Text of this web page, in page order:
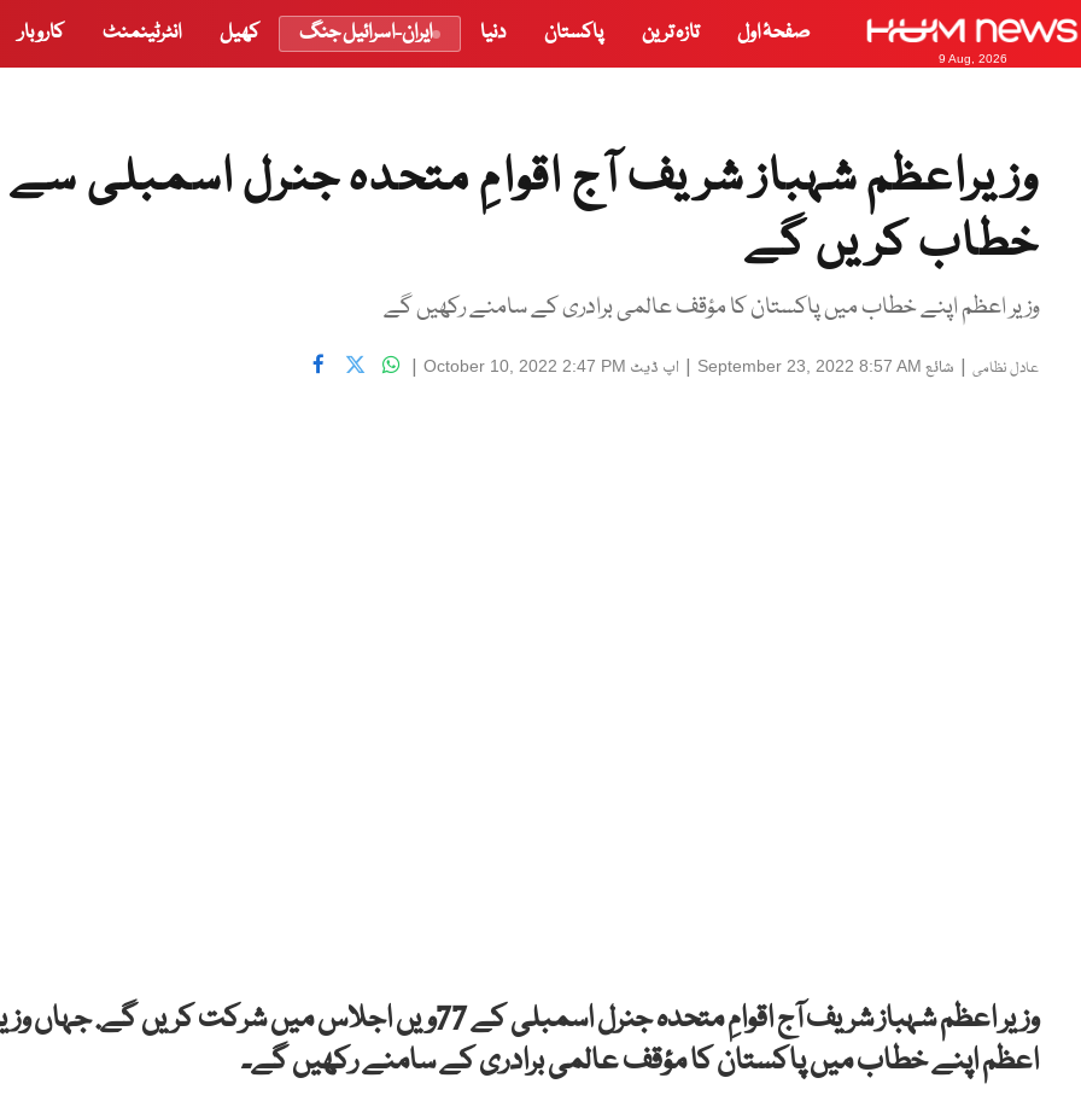
9 Aug, 2026
صفحۂ اول تازہ ترین پاکستان دنیا ایران-اسرائیل جنگ کھیل انٹرٹینمنٹ کاروبار
وزیراعظم شہباز شریف آج اقوامِ متحدہ جنرل اسمبلی سے
خطاب کریں گے
وزیر اعظم اپنے خطاب میں پاکستان کا مؤقف عالمی برادری کے سامنے رکھیں گے
عادل نظامی | شائع September 23, 2022 8:57 AM
| اپ ڈیٹ October 10, 2022 2:47 PM
|
وزیر اعظم شہباز شریف آج اقوامِ متحدہ جنرل اسمبلی کے 77ویں اجلاس میں شرکت کریں گے. جہاں
اعظم اپنے خطاب میں پاکستان کا مؤقف عالمی برادری کے سامنے رکھیں گے۔